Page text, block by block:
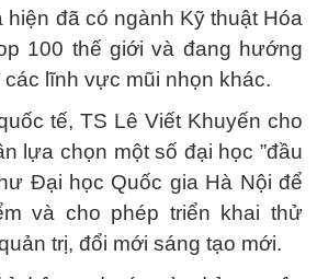
đã có ngành Kỹ thuật Hóa
100 thế giới và đang hướng
lĩnh vực mũi nhọn khác.
tế, TS Lê Viết Khuyến cho
lựa chọn một số đại học ”đầu
Đại học Quốc gia Hà Nội để
và cho phép triển khai thử
trị, đổi mới sáng tạo mới.